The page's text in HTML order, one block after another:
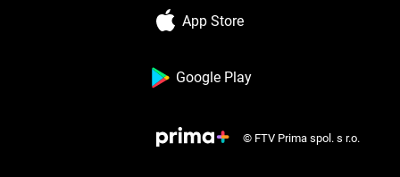
App Store
Google Play
© FTV Prima spol. s r.o.